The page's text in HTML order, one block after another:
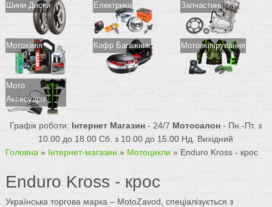
Шини Диски Електрика Запчастини
Мотохімія Кофр Багажник Мотоекіпірування
Мото
Аксесуари
Графік роботи: Інтернет Магазин - 24/7 Мотосалон - Пн.-Пт. з
10.00 до 18.00 Сб. з 10.00 до 15.00 Нд. Вихідний
Головна » Інтернет-магазин » Мотоцикли » Enduro Kross - крос
Enduro Kross - крос
Українська торгова марка – MotoZavod, спеціалізується з